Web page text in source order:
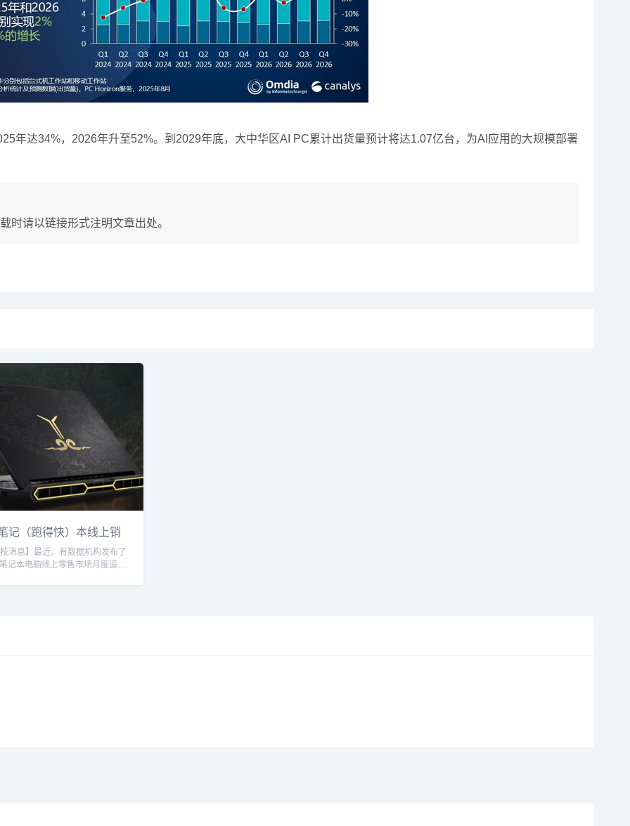
年达34%，2026年升至52%。到2029年底，大中华区AI PC累计出货量预计将达1.07亿台，为AI应用的大规模部署
时请以链接形式注明文章出处。
记（跑得快）本线上销
消息】最近，有数据机构发布了
记本电脑线上零售市场月度追